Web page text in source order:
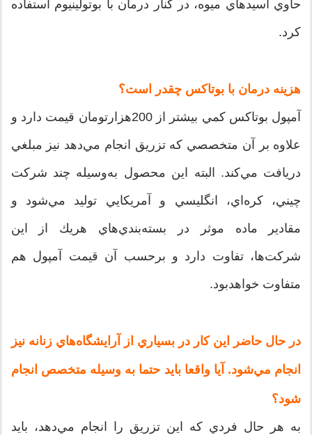
حاوي اسيدهاي ميوه، در كنار درمان با بوتولينيوم استفاده
كرد.
هزينه درمان با بوتاكس چقدر است؟
آمپول بوتاكس كمي بيشتر از 200هزارتومان قيمت دارد و
علاوه بر آن متخصصي كه تزريق انجام مي‌دهد نيز مبلغي
دريافت مي‌كند. البته اين محصول به‌وسيله چند شركت
چيني، كره‌اي، انگليسي و آمريكايي توليد مي‌شود و
مقادير ماده موثر در بسته‌بندي‌هاي هريك از اين
شركت‌ها، تفاوت دارد و برحسب آن قيمت آمپول هم
متفاوت خواهدبود.
در حال حاضر اين كار در بسياري از آرايشگاه‌هاي زنانه نيز
انجام مي‌شود. آيا واقعا بايد حتما به وسيله متخصص انجام
شود؟
به هر حال فردي كه اين تزريق‌ را انجام مي‌دهد، بايد